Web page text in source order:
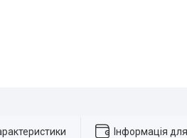
Інформація